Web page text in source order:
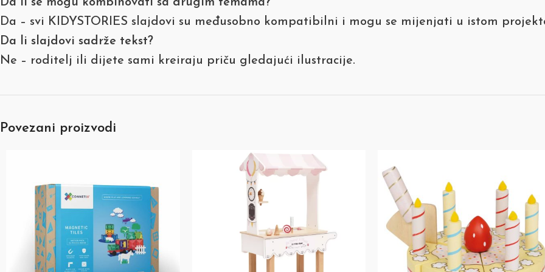
Da li se mogu kombinovati sa drugim temama?
Da – svi KIDYSTORIES slajdovi su međusobno kompatibilni i mogu se mijenjati u istom
Da li slajdovi sadrže tekst?
Ne – roditelj ili dijete sami kreiraju priču gledajući ilustracije.
Povezani proizvodi